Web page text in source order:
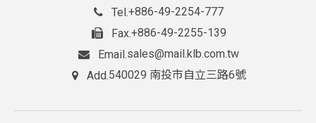
Tel.+886-49-2254-777
Fax.+886-49-2255-139
Email.sales@mail.klb.com.tw
Add.540029 南投市自立三路6號